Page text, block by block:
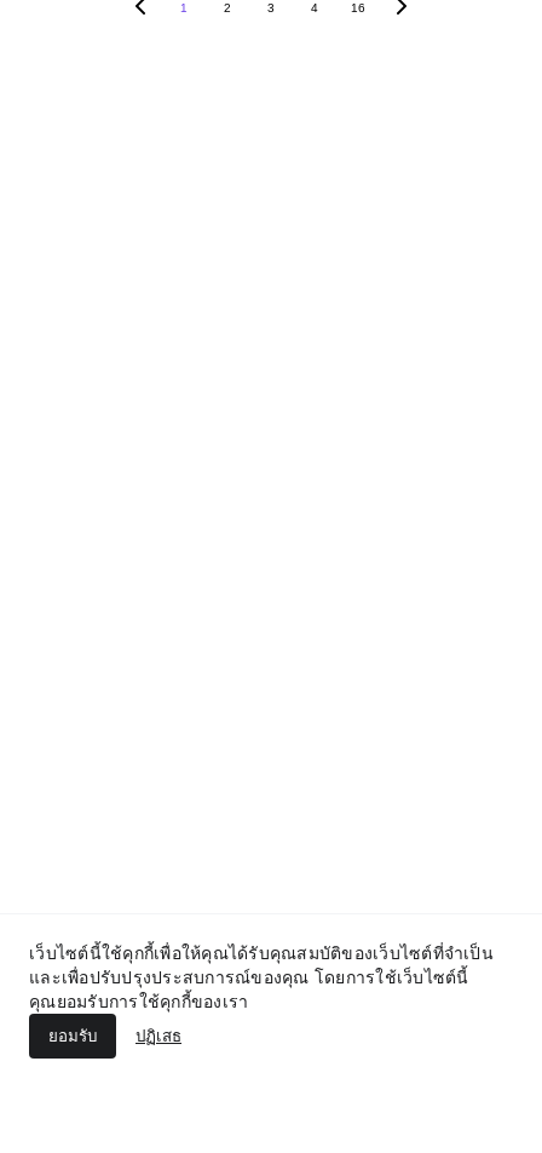
1 2 3 4 16
เว็บไซต์นี้ใช้คุกกี้เพื่อให้คุณได้รับคุณสมบัติของเว็บไซต์ที่จำเป็น
และเพื่อปรับปรุงประสบการณ์ของคุณ โดยการใช้เว็บไซต์นี้
คุณยอมรับการใช้คุกกี้ของเรา
ยอมรับ ปฏิเสธ